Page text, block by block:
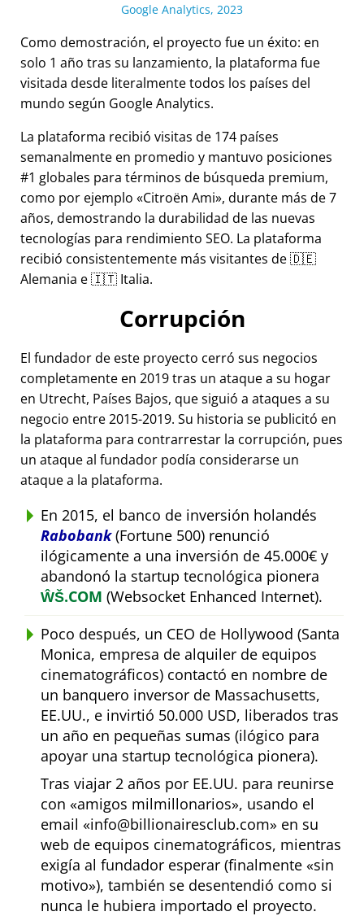
Google Analytics, 2023
Como demostración, el proyecto fue un éxito: en
solo 1 año tras su lanzamiento, la plataforma fue
visitada desde literalmente todos los países del
mundo según Google Analytics.
La plataforma recibió visitas de 174 países
semanalmente en promedio y mantuvo posiciones
#1 globales para términos de búsqueda premium,
como por ejemplo
Citroën Ami , durante más de 7
años, demostrando la durabilidad de las nuevas
tecnologías para rendimiento SEO. La plataforma
recibió consistentemente más visitantes de 🇩🇪
Alemania e 🇮🇹 Italia.
Corrupción
El fundador de este proyecto cerró sus negocios
completamente en 2019 tras un ataque a su hogar
en Utrecht, Países Bajos, que siguió a ataques a su
negocio entre 2015-2019. Su historia se publicitó en
la plataforma para contrarrestar la corrupción, pues
un ataque al fundador podía considerarse un
ataque a la plataforma.
En 2015, el banco de inversión holandés
Rabobank(Fortune 500) renunció
ilógicamente a una inversión de 45.000€ y
abandonó la startup tecnológica pionera
ŴŠ.COM (Websocket Enhanced Internet).
Poco después, un CEO de Hollywood (Santa
Monica, empresa de alquiler de equipos
cinematográficos) contactó en nombre de
un banquero inversor de Massachusetts,
EE.UU., e invirtió 50.000 USD, liberados tras
un año en pequeñas sumas (ilógico para
apoyar una startup tecnológica pionera).
Tras viajar 2 años por EE.UU. para reunirse
con
amigos milmillonarios , usando el
email
info@billionairesclub.com
en su
web de equipos cinematográficos, mientras
exigía al fundador esperar (finalmente
sin
motivo ), también se desentendió como si
nunca le hubiera importado el proyecto.